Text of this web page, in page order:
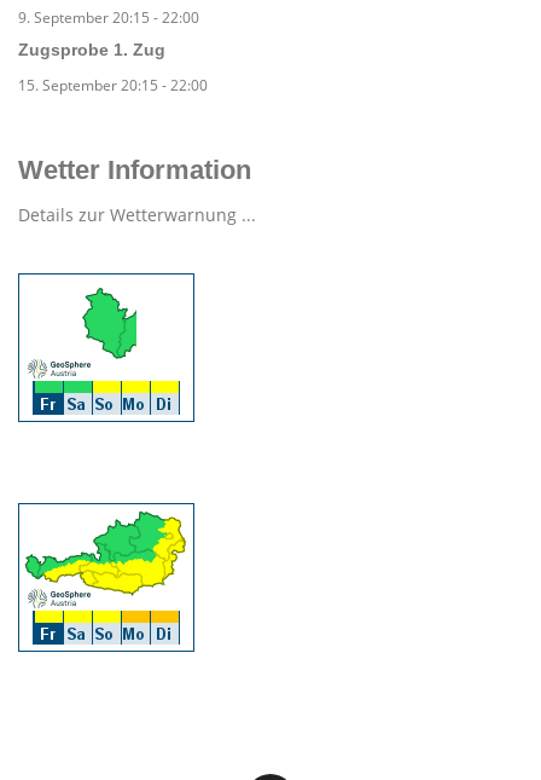
9. September 20:15 -22:00
Zugsprobe 1. Zug
15. September 20:15 -22:00
Wetter Information
Details zur Wetterwarnung ...